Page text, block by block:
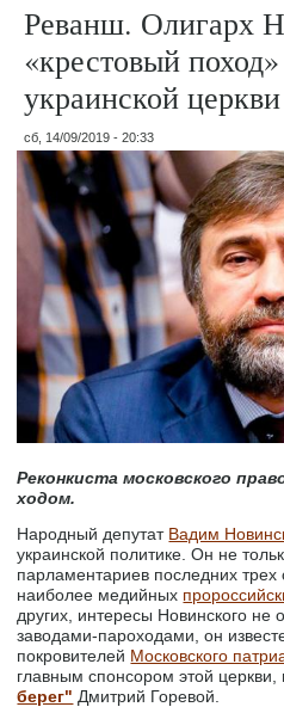
Реванш. Олигарх
«крестовый
украинской церкви
сб, 14/09/2019 - 20:33
Реконкиста московского
ходом.
Народный депутат Вадим
украинской политике. Он не
парламентариев последних трех
наиболее медийных
других, интересы Новинского не
заводами-пароходами, он
покровителей Московского
главным спонсором этой церкви,
берег" Дмитрий Горевой.